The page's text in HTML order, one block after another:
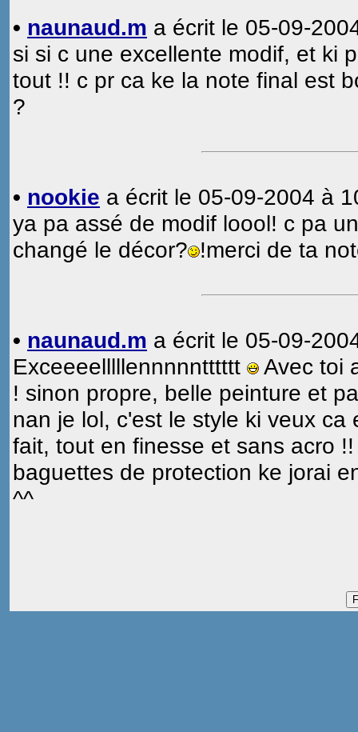
• naunaud.m a écrit le 05-09-
si si c une excellente modif, et ki
tout !! c pr ca ke la note final est
?
• nookie a écrit le 05-09-2004 à
ya pa assé de modif loool! c pa
changé le décor? !merci de ta
• naunaud.m a écrit le 05-09-
Exceeeelllllennnnntttttt
Avec toi
! sinon propre, belle peinture et
nan je lol, c'est le style ki veux ca
fait, tout en finesse et sans acro
baguettes de protection ke jorai
^^